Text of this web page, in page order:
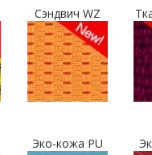
Сэндвич WZ
Эко-кожа PU